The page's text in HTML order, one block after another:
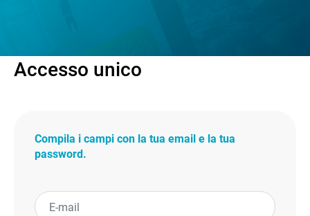
Accesso unico
Compila i campi con la tua email e la tua
password.